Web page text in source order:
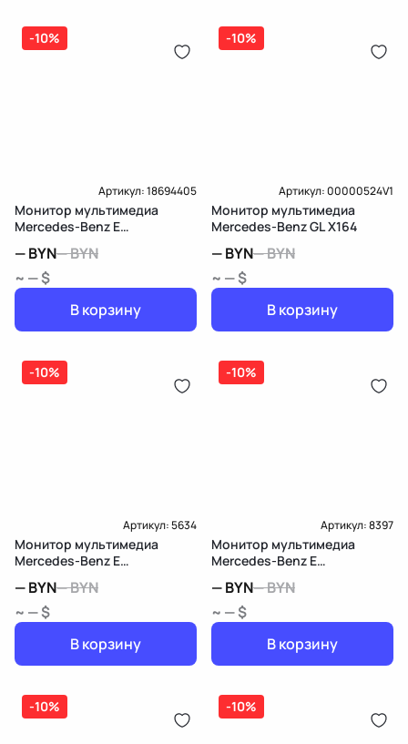
-10%
Артикул:18694405
Монитор мультимедиа
Mercedes-Benz E
—BYN—BYN
~ — $
В корзину
-10%
Артикул:00000524V1
Монитор мультимедиа
Mercedes-Benz GL X164
—BYN—BYN
~ — $
В корзину
-10%
Артикул:5634
Монитор мультимедиа
Mercedes-Benz E
—BYN—BYN
~ — $
В корзину
-10%
Артикул:8397
Монитор мультимедиа
Mercedes-Benz E
—BYN—BYN
~ — $
В корзину
-10% -10%